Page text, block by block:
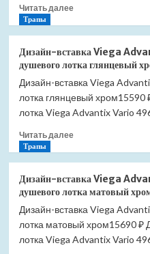
душевого
белая
(Лучшая
Читать далееПрочитать
Дизайн-
вставка
Viega
Advantix
Vario
736583
душевого
черная
(Лучшая
Трапы
Дизайн-вставка Viega
душевого лотка глянцевый
Дизайн-вставка Viega
лотка глянцевый хром15590
лотка Viega Advantix Vario
Читать далееПрочитать
Дизайн-
вставка
Viega
Advantix
Vario
736576
Трапы
Дизайн-вставка Viega
душевого лотка матовый
Дизайн-вставка Viega
лотка матовый хром15690 ₽
лотка Viega Advantix Vario